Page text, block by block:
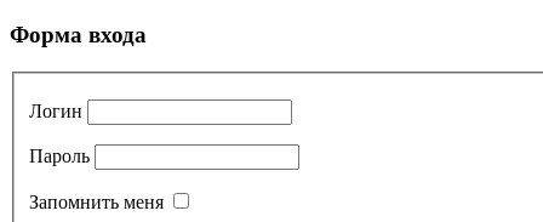
Форма входа
Логин
Пароль
Запомнить меня